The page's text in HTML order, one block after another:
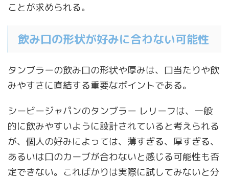
ことが求められる。
飲み口の形状が好みに合わない可能性
タンブラーの飲み口の形状や厚みは、口当たりや飲
みやすさに直結する重要なポイントである。
シービージャパンのタンブラー レリーフは、一般
的に飲みやすいように設計されていると考えられる
が、個人の好みによっては、薄すぎる、厚すぎる、
あるいは口のカーブが合わないと感じる可能性も否
定できない。こればかりは実際に試してみないと分